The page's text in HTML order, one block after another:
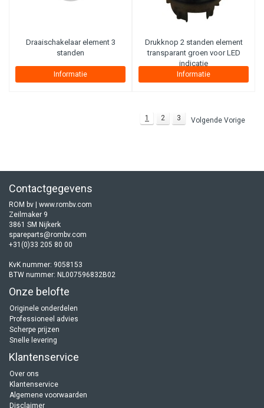
Draaischakelaar element 3
standen
Informatie
Drukknop 2 standen element
transparant groen voor LED
indicatie
Informatie
1 2 3 Volgende Vorige
Contactgegevens
ROM bv | www.rombv.com
Zeilmaker 9
3861 SM Nijkerk
spareparts@rombv.com
+31(0)33 205 80 00
KvK nummer: 9058153
BTW nummer: NL007596832B02
Onze belofte
Originele onderdelen
Professioneel advies
Scherpe prijzen
Snelle levering
Klantenservice
Over ons
Klantenservice
Algemene voorwaarden
Disclaimer